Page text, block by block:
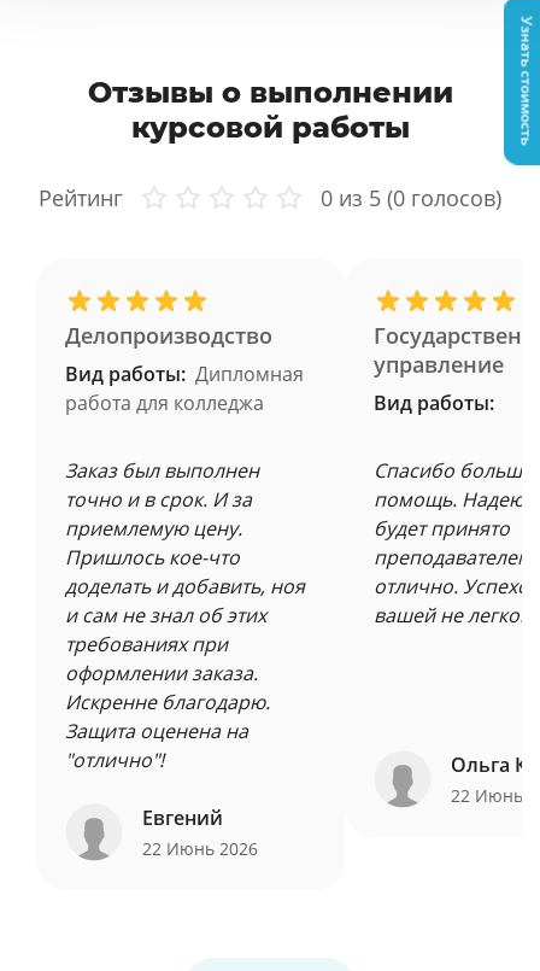
Отзывы о выполнении
курсовой работы
Рейтинг 0 из 5 (0 голосов)
Делопроизводство
Вид работы: Дипломная
работа для колледжа
Заказ был выполнен
точно и в срок. И за
приемлемую цену.
Пришлось кое-что
доделать и добавить, ноя
и сам не знал об этих
требованиях при
оформлении заказа.
Искренне благодарю.
Защита оценена на
"отлично"!
Евгений
22 Июнь 2026
управление
Вид работы:
Спасибо
помощь.
будет принято
преподавателем
отлично.
вашей не легкой
Ольга
22 Июнь
Узнать стоимость